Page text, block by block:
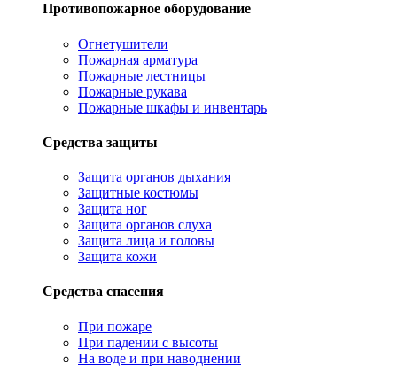
Противопожарное оборудование
Огнетушители
Пожарная арматура
Пожарные лестницы
Пожарные рукава
Пожарные шкафы и инвентарь
Средства защиты
Защита органов дыхания
Защитные костюмы
Защита ног
Защита органов слуха
Защита лица и головы
Защита кожи
Средства спасения
При пожаре
При падении с высоты
На воде и при наводнении